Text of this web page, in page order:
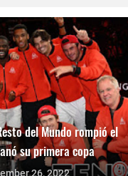
del Mundo rompió el
su primera copa
26, 2022